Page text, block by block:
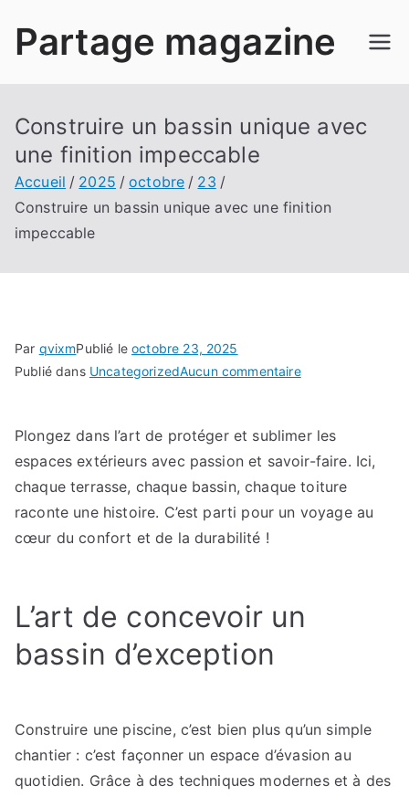
Partage magazine
Construire un bassin unique avec
une finition impeccable
Accueil 2025 octobre
23
Construire un bassin unique avec une finition
impeccable
Par qvixmPublié leoctobre 23, 2025
Publié dans UncategorizedAucun commentairesur
bassin
unique
avec
une
Plongez dans l’art de protéger et sublimer les
espaces extérieurs avec passion et savoir-faire. Ici,
chaque terrasse, chaque bassin, chaque toiture
raconte une histoire. C’est parti pour un voyage au
cœur du confort et de la durabilité !
L’art de concevoir un
bassin d’exception
Construire une piscine, c’est bien plus qu’un simple
chantier : c’est façonner un espace d’évasion au
quotidien. Grâce à des techniques modernes et à des